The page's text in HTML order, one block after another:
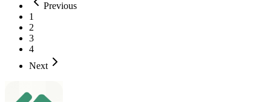
Previous
1
2
3
4
Next